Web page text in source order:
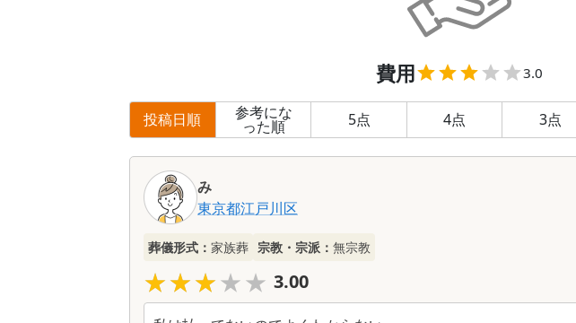
費用 3.0
投稿日順 参考にな
った順 5点 4点 3点
み
東京都江戸川区
葬儀形式： 家族葬 宗教・宗派： 無宗教
★★★★★
★★★★★ 3.00